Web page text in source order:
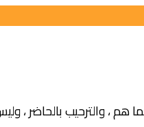
، والترحيب بالحاضر ،